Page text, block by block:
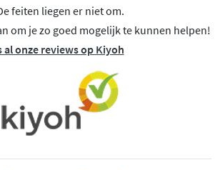
feiten liegen er niet om.
om je zo goed mogelijk te kunnen helpen!
al onze reviews op Kiyoh